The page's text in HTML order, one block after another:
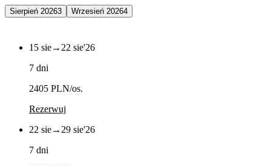
Sierpień 20263 Wrzesień 20264
15 sie→ 22 sie'26
7 dni
2405 PLN/os.
Rezerwuj
22 sie→ 29 sie'26
7 dni